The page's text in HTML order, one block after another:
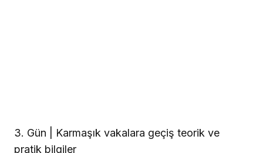
3. Gün | Karmaşık vakalara geçiş teorik ve
pratik bilgiler